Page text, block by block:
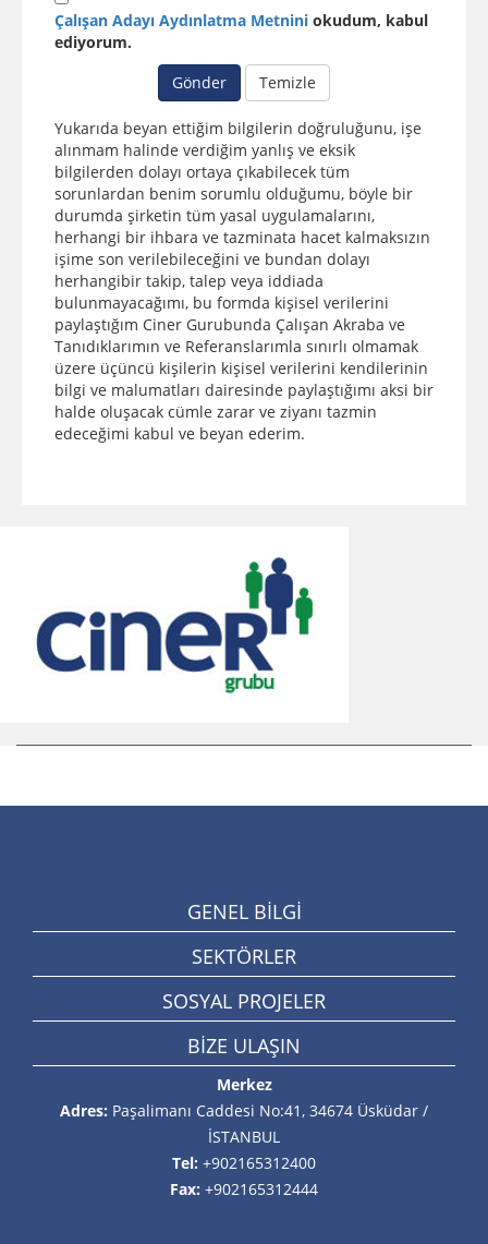
Çalışan Adayı Aydınlatma Metnini okudum, kabul
ediyorum.
Gönder
Temizle
Yukarıda beyan ettiğim bilgilerin doğruluğunu, işe
alınmam halinde verdiğim yanlış ve eksik
bilgilerden dolayı ortaya çıkabilecek tüm
sorunlardan benim sorumlu olduğumu, böyle bir
durumda şirketin tüm yasal uygulamalarını,
herhangi bir ihbara ve tazminata hacet kalmaksızın
işime son verilebileceğini ve bundan dolayı
herhangibir takip, talep veya iddiada
bulunmayacağımı, bu formda kişisel verilerini
paylaştığım Ciner Gurubunda Çalışan Akraba ve
Tanıdıklarımın ve Referanslarımla sınırlı olmamak
üzere üçüncü kişilerin kişisel verilerini kendilerinin
bilgi ve malumatları dairesinde paylaştığımı aksi bir
halde oluşacak cümle zarar ve ziyanı tazmin
edeceğimi kabul ve beyan ederim.
GENEL BİLGİ
SEKTÖRLER
SOSYAL PROJELER
BİZE ULAŞIN
Merkez
Adres: Paşalimanı Caddesi No:41, 34674 Üsküdar /
İSTANBUL
Tel: +902165312400
Fax: +902165312444